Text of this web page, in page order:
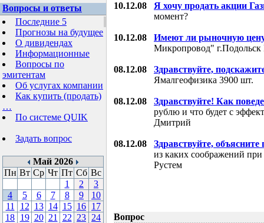
Вопросы и ответы
Последние 5
Прогнозы на будущее
О дивидендах
Информационные
Вопросы по
эмитентам
Об услугах компании
Как купить (продать)
…
По системе QUIK
Задать вопрос
Май 2026
Пн Вт Ср Чт Пт Сб Вс
1
2
3
4
5 6 7 8 9
10
11
12 13 14 15 16 17
18 19 20 21 22 23 24
10.12.08 Я хочу продать акции
момент?
10.12.08
Имеют ли рыночную
Микропровод"
08.12.08
Здравствуйте,
Ямалгеофизика 3900 шт.
08.12.08
Здравствуйте! Как
рублю и что будет с
Дмитрий
08.12.08
Здравствуйте, объясните
из каких соображений
Рустем
Вопрос